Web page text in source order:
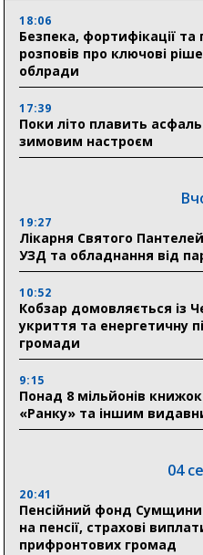
18:06
Безпека, фортифікації
розповів про ключові
облради
17:39
Поки літо плавить
зимовим настроєм
19:27
Лікарня Святого
УЗД та обладнання від
10:52
Кобзар домовляється із
укриття та енергетичну
громади
9:15
Понад 8 мільйонів
«Ранку» та іншим
04
20:41
Пенсійний фонд
на пенсії, страхові
прифронтових громад